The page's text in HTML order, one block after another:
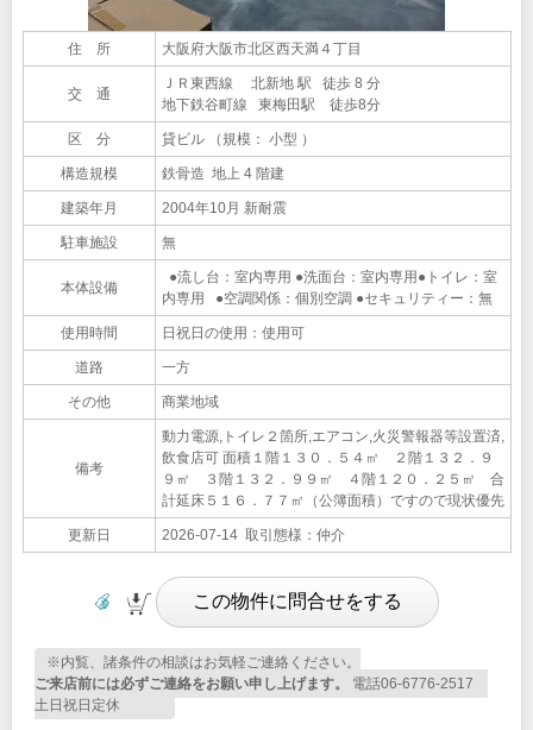
住 所 大阪府大阪市北区西天満４丁目
交 通
ＪＲ東西線 北新地 駅 徒歩 8 分
地下鉄谷町線 東梅田駅 徒歩8分
区 分 貸ビル （規模： 小型 ）
構造規模 鉄骨造 地上 4 階建
建築年月 2004年10月 新耐震
駐車施設 無
本体設備
●流し台：室内専用 ●洗面台：室内専用●トイレ：室
内専用 ●空調関係：個別空調 ●セキュリティー：無
使用時間 日祝日の使用：使用可
道路 一方
その他 商業地域
備考
動力電源,トイレ２箇所,エアコン,火災警報器等設置済,
飲食店可 面積１階１３０．５４㎡ ２階１３２．９
９㎡ ３階１３２．９９㎡ ４階１２０．２５㎡ 合
計延床５１６．７７㎡（公簿面積）ですので現状優先
更新日 2026-07-14 取引態様：仲介
※内覧、諸条件の相談はお気軽ご連絡ください。
ご来店前には必ずご連絡をお願い申し上げます。
電話06-6776-2517
土日祝日定休